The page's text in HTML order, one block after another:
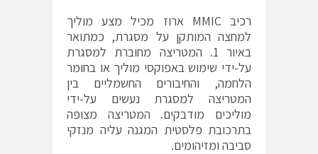
רכיב MMIC ארוז מכיל מצע מוליך
למחצה המותקן על מסגרת, כמתואר
באיור 1. המטריצה מחוברת למסגרת
על-ידי שימוש באפוקסי מוליך או בחומר
הלחמה, והחיבורים החשמליים בין
המטריצה למסגרת נעשים על-ידי
מוליכים מודבקים. המטריצה מצופה
בתרכובת פלסטית המגנה עליה מנזקי
סביבה ומזיהומים.